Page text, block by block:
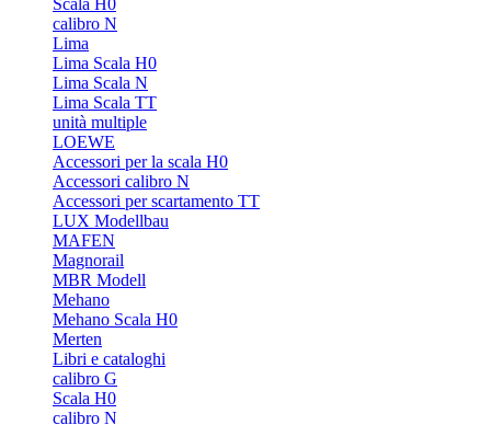
Scala H0
calibro N
Lima
Lima Scala H0
Lima Scala N
Lima Scala TT
unità multiple
LOEWE
Accessori per la scala H0
Accessori calibro N
Accessori per scartamento TT
LUX Modellbau
MAFEN
Magnorail
MBR Modell
Mehano
Mehano Scala H0
Merten
Libri e cataloghi
calibro G
Scala H0
calibro N